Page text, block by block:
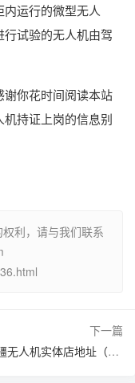
运行的微型无人
试验的无人机由驾
你花时间阅读本站
持证上岗的信息别
利，请与我们联系
下一篇
佛山大疆无人机实体店地址（大疆 佛山）